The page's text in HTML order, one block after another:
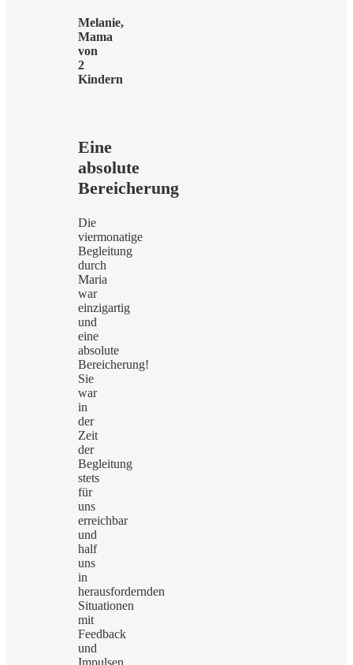
Melanie,
Mama
von
2
Kindern
Eine
absolute
Bereicherung
Die
viermonatige
Begleitung
durch
Maria
war
einzigartig
und
eine
absolute
Bereicherung!
Sie
war
in
der
Zeit
der
Begleitung
stets
für
uns
erreichbar
und
half
uns
in
herausfordernden
Situationen
mit
Feedback
und
Impulsen